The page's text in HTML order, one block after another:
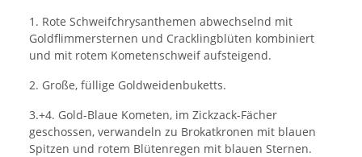
1. Rote Schweifchrysanthemen abwechselnd mit
Goldflimmersternen und Cracklingblüten kombiniert
und mit rotem Kometenschweif aufsteigend.
2. Große, füllige Goldweidenbuketts.
3.+4. Gold-Blaue Kometen, im Zickzack-Fächer
geschossen, verwandeln zu Brokatkronen mit blauen
Spitzen und rotem Blütenregen mit blauen Sternen.